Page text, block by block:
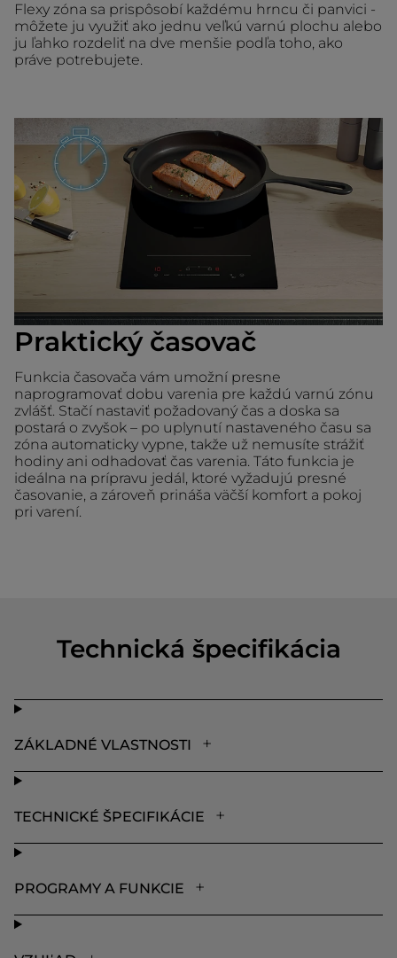
Flexy zóna sa prispôsobí každému hrncu či panvici -
môžete ju využiť ako jednu veľkú varnú plochu alebo
ju ľahko rozdeliť na dve menšie podľa toho, ako
práve potrebujete.
Praktický časovač
Funkcia časovača vám umožní presne
naprogramovať dobu varenia pre každú varnú zónu
zvlášť. Stačí nastaviť požadovaný čas a doska sa
postará o zvyšok – po uplynutí nastaveného času sa
zóna automaticky vypne, takže už nemusíte strážiť
hodiny ani odhadovať čas varenia. Táto funkcia je
ideálna na prípravu jedál, ktoré vyžadujú presné
časovanie, a zároveň prináša väčší komfort a pokoj
pri varení.
Technická špecifikácia
ZÁKLADNÉ VLASTNOSTI
TECHNICKÉ ŠPECIFIKÁCIE
PROGRAMY A FUNKCIE